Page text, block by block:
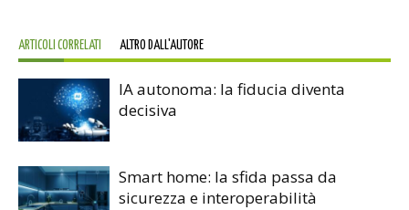
ARTICOLI CORRELATI ALTRO DALL'AUTORE
IA autonoma: la fiducia diventa
decisiva
Smart home: la sfida passa da
sicurezza e interoperabilità